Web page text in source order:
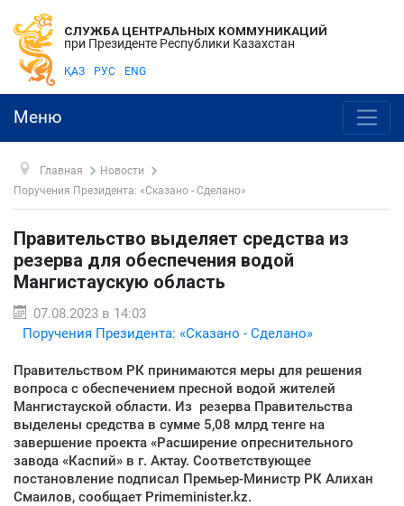
СЛУЖБА ЦЕНТРАЛЬНЫХ КОММУНИКАЦИЙ
при Президенте Республики Казахстан
ҚАЗ РУС ENG
Меню
Главная
Новости
Поручения Президента: «Сказано - Сделано»
Правительство выделяет средства из
резерва для обеспечения водой
Мангистаускую область
07.08.2023 в 14:03
Поручения Президента: «Сказано - Сделано»
Правительством РК принимаются меры для решения
вопроса с обеспечением пресной водой жителей
Мангистауской области. Из резерва Правительства
выделены средства в сумме 5,08 млрд тенге на
завершение проекта «Расширение опреснительного
завода «Каспий» в г. Актау. Соответствующее
постановление подписал Премьер-Министр РК Алихан
Смаилов, сообщает Primeminister.kz.